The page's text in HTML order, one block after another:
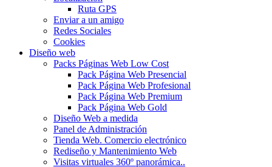
Ruta GPS
Enviar a un amigo
Redes Sociales
Cookies
Diseño web
Packs Páginas Web Low Cost
Pack Página Web Presencial
Pack Página Web Profesional
Pack Página Web Premium
Pack Página Web Gold
Diseño Web a medida
Panel de Administración
Tienda Web. Comercio electrónico
Rediseño y Mantenimiento Web
Visitas virtuales 360º panorámica..